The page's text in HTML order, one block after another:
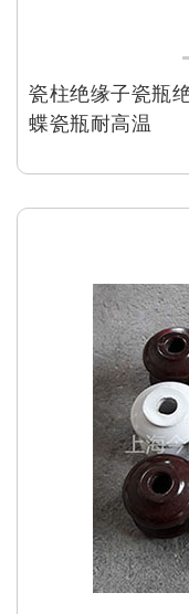
瓷柱绝缘子瓷瓶
蝶瓷瓶耐高温